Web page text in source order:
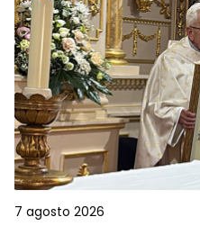
7 agosto 2026